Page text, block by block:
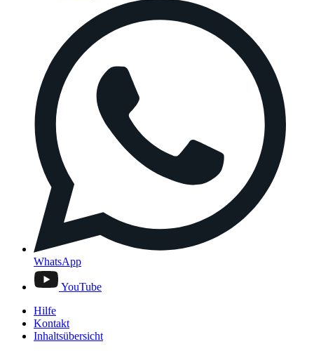
WhatsApp
YouTube
Hilfe
Kontakt
Inhaltsübersicht